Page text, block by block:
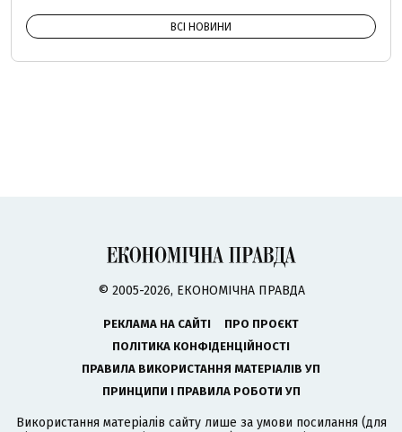
ВСІ НОВИНИ
© 2005-2026, ЕКОНОМІЧНА ПРАВДА
РЕКЛАМА НА САЙТІ
ПРО ПРОЄКТ
ПОЛІТИКА КОНФІДЕНЦІЙНОСТІ
ПРАВИЛА ВИКОРИСТАННЯ МАТЕРІАЛІВ УП
ПРИНЦИПИ І ПРАВИЛА РОБОТИ УП
Використання матеріалів сайту лише за умови посилання (для